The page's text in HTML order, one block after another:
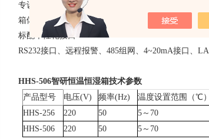
专设观测孔满足试验需求
箱体左侧设有直径35mm的测试孔，方便观测箱内试
标配个性化接口
RS232接口、远程报警、485组网、4~20mA接口、
HHS-506智研恒温恒湿箱技术参数
产品型号
电压(V) 频率(Hz) 温度设置范围（℃）
HHS-256
220 50 5～70
HHS-506
220 50 5～70